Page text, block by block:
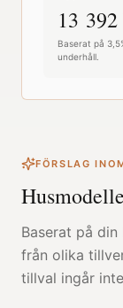
13 392
Baserat på
underhåll.
FÖRSLAG
Baserat på
från olika
tillval ingår